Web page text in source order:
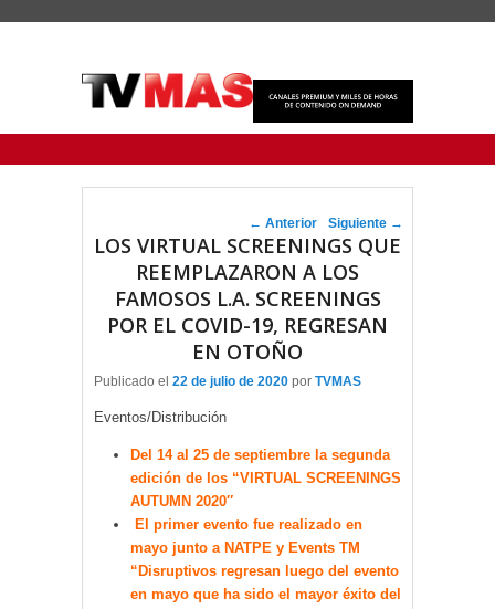
Navegador de artículos
← Anterior Siguiente →
LOS VIRTUAL SCREENINGS QUE
REEMPLAZARON A LOS
FAMOSOS L.A. SCREENINGS
POR EL COVID-19, REGRESAN
EN OTOÑO
Publicado el 22 de julio de 2020 por TVMAS
Eventos/Distribución
Del 14 al 25 de septiembre la segunda
edición de los “VIRTUAL SCREENINGS
AUTUMN 2020″
El primer evento fue realizado en
mayo junto a NATPE y Events TM
“Disruptivos regresan luego del evento
en mayo que ha sido el mayor éxito del